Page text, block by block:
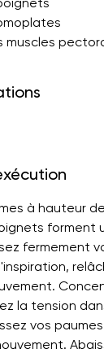
muscles
à hauteur
forment
fermement
la tension
vos